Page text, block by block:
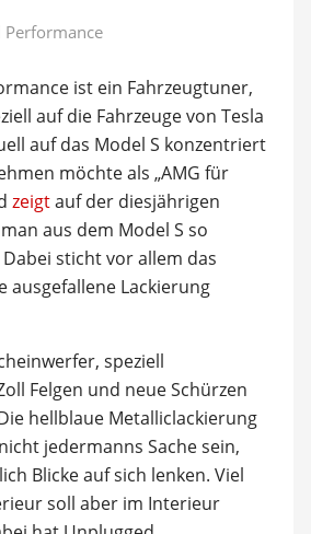
ist ein Fahrzeugtuner,
auf die Fahrzeuge von Tesla
auf das Model S konzentriert
möchte als „AMG für
zeigtauf der diesjährigen
aus dem Model S so
sticht vor allem das
ausgefallene Lackierung
speziell
Felgen und neue Schürzen
hellblaue Metalliclackierung
jedermanns Sache sein,
Blicke auf sich lenken. Viel
soll aber im Interieur